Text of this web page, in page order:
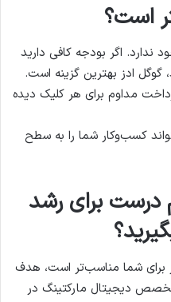
است؟
اگر بودجه کافی دارید
گوگل ادز بهترین گزینه است.
مداوم برای هر کلیک دیده
کسب‌وکار شما را به سطح
درست برای رشد
برای شما مناسب‌تر است، هدف
دیجیتال مارکتینگ در